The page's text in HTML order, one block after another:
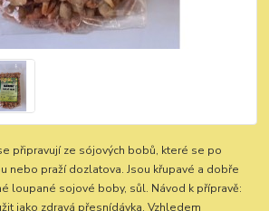
připravují ze sójových bobů, které se po
nebo praží dozlatova. Jsou křupavé a dobře
loupané sojové boby, sůl. Návod k přípravě:
jako zdravá přesnídávka. Vzhledem